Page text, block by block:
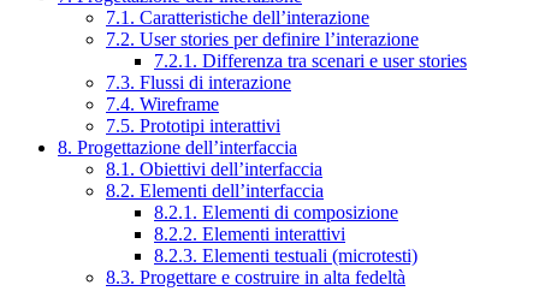
7.1. Caratteristiche dell’interazione
7.2. User stories per definire l’interazione
7.2.1. Differenza tra scenari e user stories
7.3. Flussi di interazione
7.4. Wireframe
7.5. Prototipi interattivi
8. Progettazione dell’interfaccia
8.1. Obiettivi dell’interfaccia
8.2. Elementi dell’interfaccia
8.2.1. Elementi di composizione
8.2.2. Elementi interattivi
8.2.3. Elementi testuali (microtesti)
8.3. Progettare e costruire in alta fedeltà